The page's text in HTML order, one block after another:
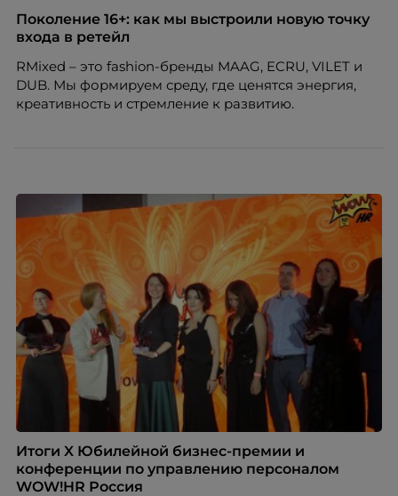
по работе с персоналом Инфомаксимум,
рассказывает, как выстроить адаптацию
бесконечных созвонов.
Поколение 16+: как мы выстроили новую точку
входа в ретейл
RMixed – это fashion-бренды MAAG, ECRU, VILET и
DUB. Мы формируем среду, где ценятся энергия,
креативность и стремление к развитию.
Итоги X Юбилейной бизнес-премии и
конференции по управлению персоналом
WOW!HR Россия